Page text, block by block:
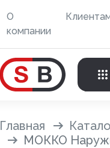
О
компании
Внешняя
Главная
МОККО